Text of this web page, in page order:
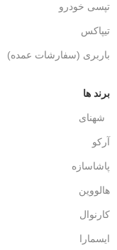
تپسی خودرو
تیپاکس
باربری (سفارشات عمده)
برند ها
شهنای
آرکو
پاشاسازه
هالووین
کارنوال
ایسمارا